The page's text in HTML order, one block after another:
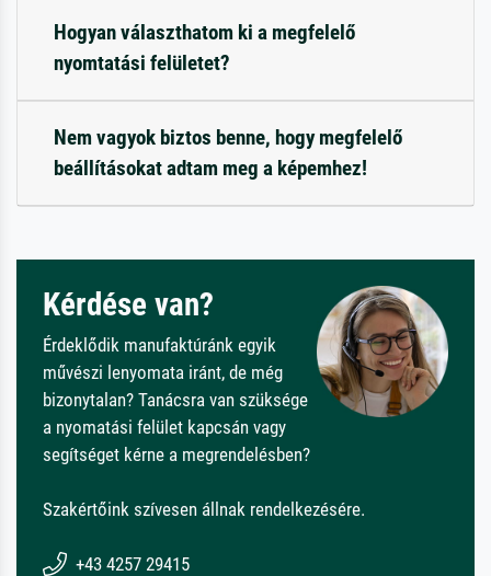
Hogyan választhatom ki a megfelelő
nyomtatási felületet?
Nem vagyok biztos benne, hogy megfelelő
beállításokat adtam meg a képemhez!
Kérdése van?
Érdeklődik manufaktúránk egyik
művészi lenyomata iránt, de még
bizonytalan? Tanácsra van szüksége
a nyomatási felület kapcsán vagy
segítséget kérne a megrendelésben?
Szakértőink szívesen állnak rendelkezésére.
+43 4257 29415